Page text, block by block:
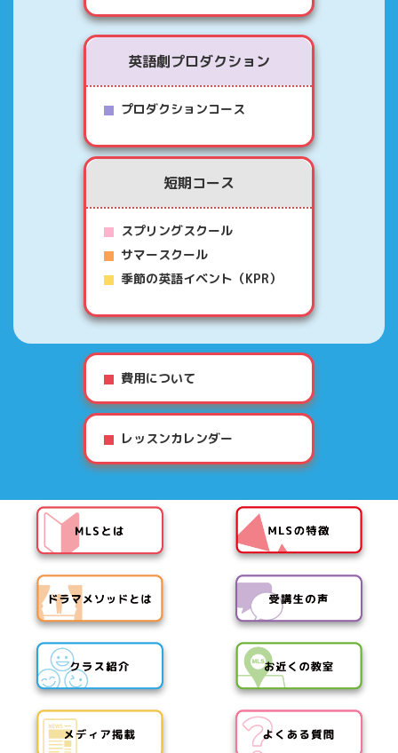
英語劇プロダクション
プロダクションコース
短期コース
スプリングスクール
サマースクール
季節の英語イベント（KPR）
費用について
レッスンカレンダー